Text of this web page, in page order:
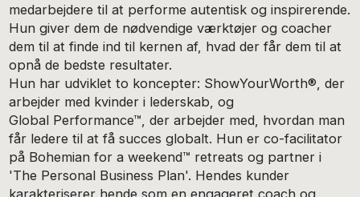
medarbejdere til at performe autentisk og inspirerende.
Hun giver dem de nødvendige værktøjer og coacher
dem til at finde ind til kernen af, hvad der får dem til at
opnå de bedste resultater.
Hun har udviklet to koncepter: ShowYourWorth®, der
arbejder med kvinder i lederskab, og
Global Performance™, der arbejder med, hvordan man
får ledere til at få succes globalt. Hun er co-facilitator
på Bohemian for a weekend™ retreats og partner i
'The Personal Business Plan'. Hendes kunder
karakteriserer hende som en engageret coach og